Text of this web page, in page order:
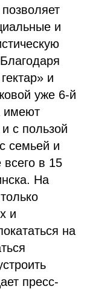
и
и
уже 6-й
имеют
с пользой
семьей и
всего в 15
На
х и
на
пресс-